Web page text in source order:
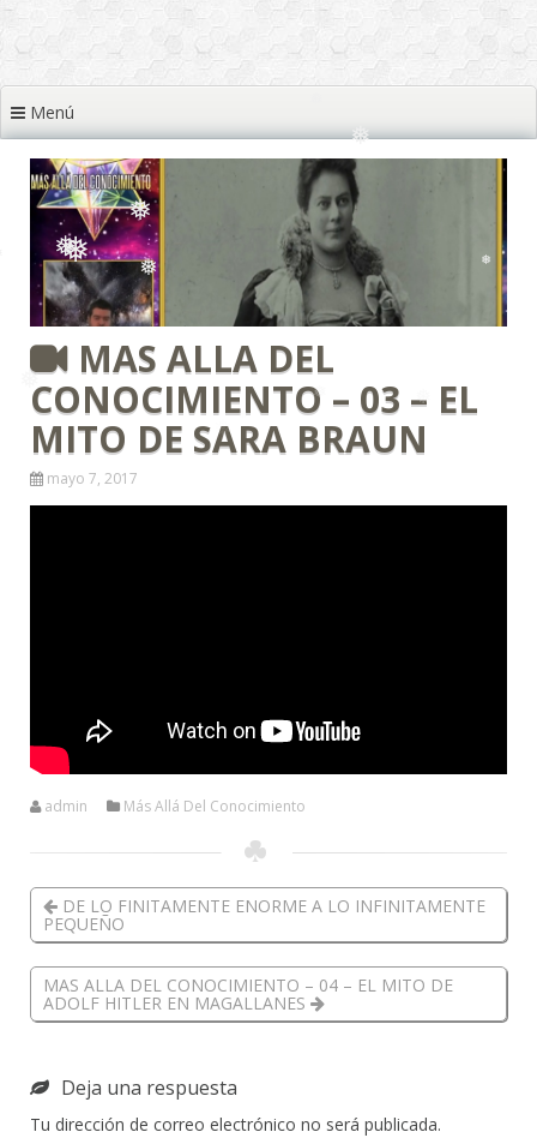
❅
❅
❅
❅
❅
❅
❅
❅
❅
Menú
MAS ALLA DEL
CONOCIMIENTO – 03 – EL
MITO DE SARA BRAUN
mayo 7, 2017
admin Más Allá Del Conocimiento
DE LO FINITAMENTE ENORME A LO INFINITAMENTE
PEQUEÑO
MAS ALLA DEL CONOCIMIENTO – 04 – EL MITO DE
ADOLF HITLER EN MAGALLANES
Deja una respuesta
Tu dirección de correo electrónico no será publicada.